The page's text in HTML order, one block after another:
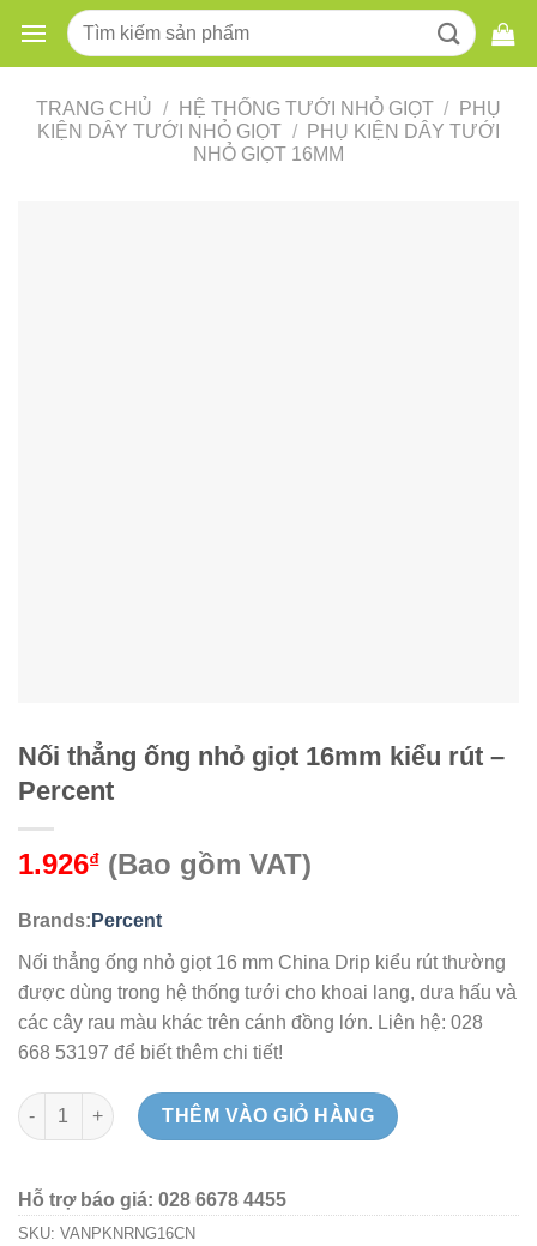
content
Tìm
kiếm:
TRANG CHỦ / HỆ THỐNG TƯỚI NHỎ GIỌT /
PHỤ
KIỆN DÂY TƯỚI NHỎ GIỌT /
PHỤ KIỆN DÂY TƯỚI
NHỎ GIỌT 16MM
Nối thẳng ống nhỏ giọt 16mm kiểu rút –
Percent
1.926₫ (Bao gồm VAT)
Brands: Percent
Nối thẳng ống nhỏ giọt 16 mm China Drip kiểu rút thường
được dùng trong hệ thống tưới cho khoai lang, dưa hấu và
các cây rau màu khác trên cánh đồng lớn. Liên hệ: 028
668 53197 để biết thêm chi tiết!
Nối thẳng ống nhỏ giọt 16mm kiểu rút - Percent số lượng
THÊM VÀO GIỎ HÀNG
Hỗ trợ báo giá: 028 6678 4455
SKU: VANPKNRNG16CN